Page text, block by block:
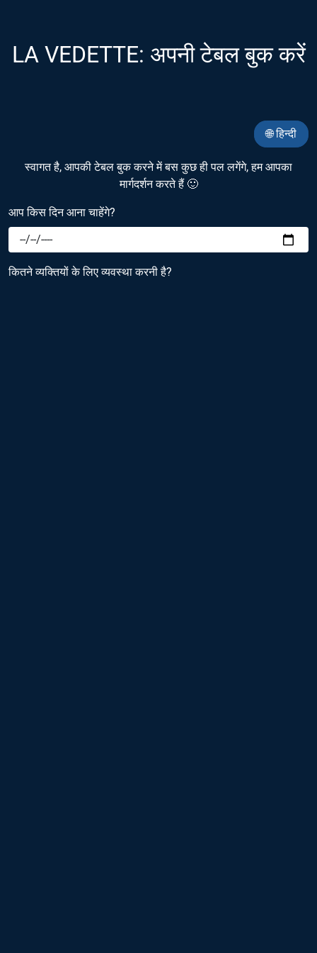
LA VEDETTE: अपनी टेबल बुक करें
🌐 हिन्दी
स्वागत है, आपकी टेबल बुक करने में बस कुछ ही पल लगेंगे, हम आपका
मार्गदर्शन करते हैं 🙂
आप किस दिन आना चाहेंगे?
कितने व्यक्तियों के लिए व्यवस्था करनी है?